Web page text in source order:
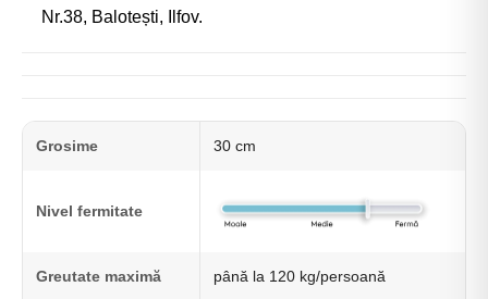
Nr.38, Balotești, Ilfov.
Grosime 30 cm
Nivel fermitate
Greutate maximă până la 120 kg/persoană